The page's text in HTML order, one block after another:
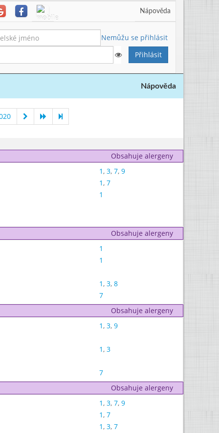
Nápověda
Nemůžu se přihlásit
Nápověda
Obsahuje alergeny
1, 3, 7, 9
1, 7
1
Obsahuje alergeny
1
1
1, 3, 8
7
Obsahuje alergeny
1, 3, 9
1, 3
7
Obsahuje alergeny
1, 3, 7, 9
1, 7
1, 3, 7